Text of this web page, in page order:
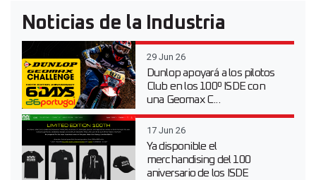
Noticias de la Industria
29 Jun 26
Dunlop apoyará a los pilotos
Club en los 100º ISDE con
una Geomax C...
17 Jun 26
Ya disponible el
merchandising del 100
aniversario de los ISDE